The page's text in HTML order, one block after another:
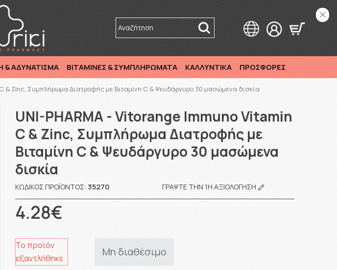
Αναζήτηση
& ΑΔΥΝΑΤΙΣΜΑ ΒΙΤΑΜΙΝΕΣ & ΣΥΜΠΛΗΡΩΜΑΤΑ ΚΑΛΛΥΝΤΙΚΑ ΠΡΟΣΦΟΡΕΣ
& Zinc, Συμπλήρωμα Διατροφής με Βιταμίνη C & Ψευδάργυρο 30 μασώμενα δισκία
UNI-PHARMA - Vitorange Immuno Vitamin
C & Zinc, Συμπλήρωμα Διατροφής με
Βιταμίνη C & Ψευδάργυρο 30 μασώμενα
δισκία
ΚΩΔΙΚΌΣ ΠΡΟΪΌΝΤΟΣ: 35270 ΓΡΆΨΤΕ ΤΗΝ 1Η ΑΞΙΟΛΌΓΗΣΗ
4.28€
Το προϊόν
εξαντλήθηκε
Μη διαθέσιμο